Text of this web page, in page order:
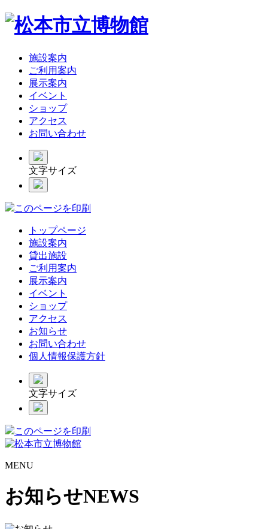
施設案内
ご利用案内
展示案内
イベント
ショップ
アクセス
お問い合わせ
文字サイズ
このページを印刷
トップページ
施設案内
貸出施設
ご利用案内
展示案内
イベント
ショップ
アクセス
お知らせ
お問い合わせ
個人情報保護方針
文字サイズ
このページを印刷
MENU
お知らせNEWS